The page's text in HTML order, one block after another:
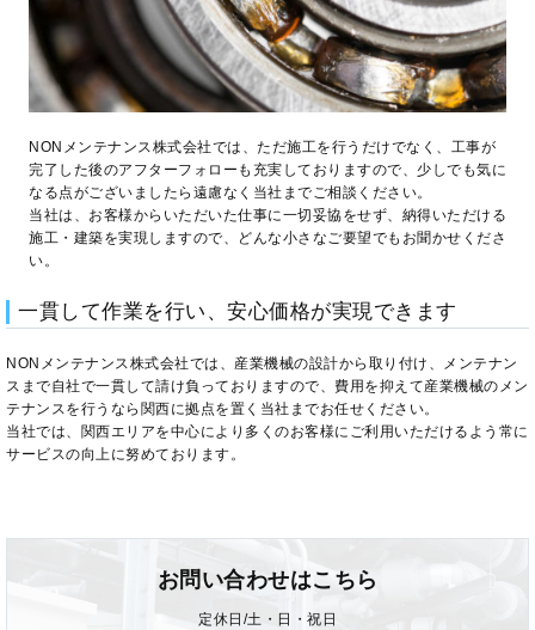
NONメンテナンス株式会社では、ただ施工を行うだけでなく、工事が
完了した後のアフターフォローも充実しておりますので、少しでも気に
なる点がございましたら遠慮なく当社までご相談ください。
当社は、お客様からいただいた仕事に一切妥協をせず、納得いただける
施工・建築を実現しますので、どんな小さなご要望でもお聞かせくださ
い。
一貫して作業を行い、安心価格が実現できます
NONメンテナンス株式会社では、産業機械の設計から取り付け、メンテナン
スまで自社で一貫して請け負っておりますので、費用を抑えて産業機械のメン
テナンスを行うなら関西に拠点を置く当社までお任せください。
当社では、関西エリアを中心により多くのお客様にご利用いただけるよう常に
サービスの向上に努めております。
お問い合わせはこちら
定休日/土・日・祝日